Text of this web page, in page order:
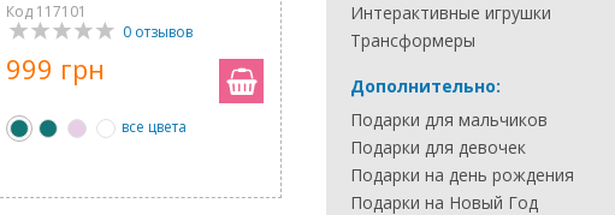
Код 117101
0 отзывов
999 грн
все цвета
Интерактивные игрушки
Трансформеры
Дополнительно:
Подарки для мальчиков
Подарки для девочек
Подарки на день рождения
Подарки на Новый Год